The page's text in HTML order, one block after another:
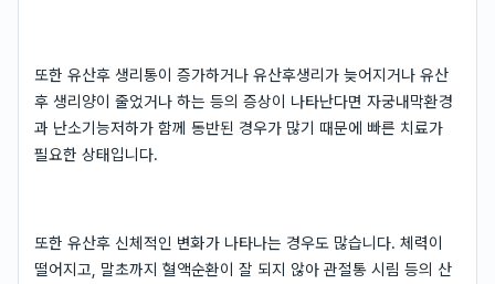
또한 유산후 생리통이 증가하거나 유산후생리가 늦어지거나 유산
후 생리양이 줄었거나 하는 등의 증상이 나타난다면 자궁내막환경
과 난소기능저하가 함께 동반된 경우가 많기 때문에 빠른 치료가
필요한 상태입니다.
또한 유산후 신체적인 변화가 나타나는 경우도 많습니다. 체력이
떨어지고, 말초까지 혈액순환이 잘 되지 않아 관절통 시림 등의 산